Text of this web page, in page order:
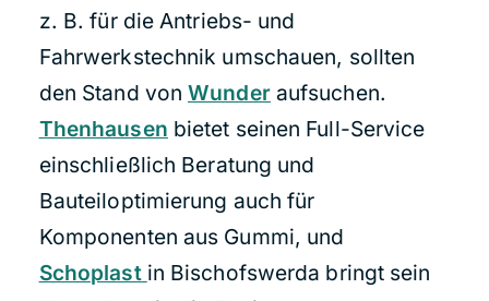
z. B. für die Antriebs- und
Fahrwerkstechnik umschauen, sollten
den Stand vonWunderaufsuchen.
Thenhausen bietet seinen Full-Service
einschließlich Beratung und
Bauteiloptimierung auch für
Komponenten aus Gummi, und
Schoplast in Bischofswerda bringt sein